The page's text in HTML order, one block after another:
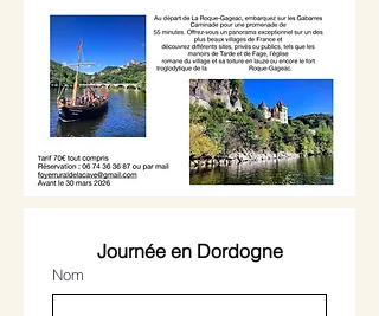
Journée en Dordogne
Nom